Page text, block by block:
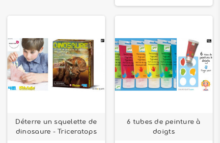
Déterre un squelette de
dinosaure - Triceratops
6 tubes de peinture à
doigts